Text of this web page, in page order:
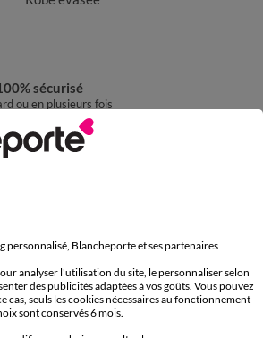
sécurisé
ou en plusieurs fois
Mondial Relay uniquement
téléphone
du lundi au samedi
personnalisé, Blancheporte et ses partenaires
analyser l'utilisation du site, le personnaliser selon
des publicités adaptées à vos goûts. Vous pouvez
cas, seuls les cookies nécessaires au fonctionnement
sont conservés 6 mois.